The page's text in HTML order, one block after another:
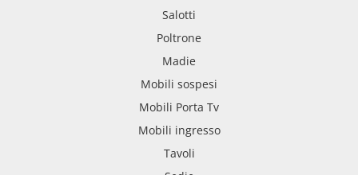
Salotti
Poltrone
Madie
Mobili sospesi
Mobili Porta Tv
Mobili ingresso
Tavoli